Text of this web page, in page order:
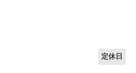
定休日